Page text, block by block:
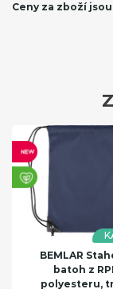
Ceny za zboží
BEMLAR
batoh z
polyesteru,